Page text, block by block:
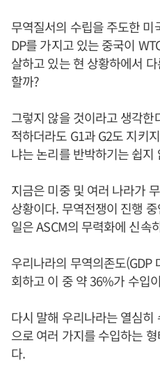
무역질서의 수립을 주도한
DP를 가지고 있는 중국이
살하고 있는 현 상황하에서
할까?
그렇지 않을 것이라고 생각한
적하더라도 G1과 G2도 지키
냐는 논리를 반박하기는 쉽지
지금은 미중 및 여러 나라가
상황이다. 무역전쟁이 진행
일은 ASCM의 무력화에 신속
우리나라의 무역의존도(GDP
회하고 이 중 약 36%가 수입
다시 말해 우리나라는 열심
으로 여러 가지를 수입하는
다.